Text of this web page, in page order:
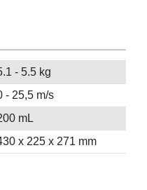
- 5.5 kg
- 25,5 m/s
mL
x 225 x 271 mm